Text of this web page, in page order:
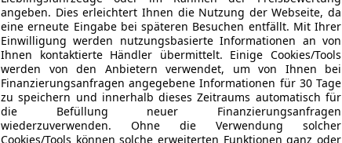
angeben. Dies erleichtert Ihnen die Nutzung der Webseite, da
eine erneute Eingabe bei späteren Besuchen entfällt. Mit Ihrer
Einwilligung werden nutzungsbasierte Informationen an von
Ihnen kontaktierte Händler übermittelt. Einige Cookies/Tools
werden von den Anbietern verwendet, um von Ihnen bei
Finanzierungsanfragen angegebene Informationen für 30 Tage
zu speichern und innerhalb dieses Zeitraums automatisch für
die Befüllung neuer Finanzierungsanfragen
wiederzuverwenden. Ohne die Verwendung solcher
Cookies/Tools können solche erweiterten Funktionen ganz oder